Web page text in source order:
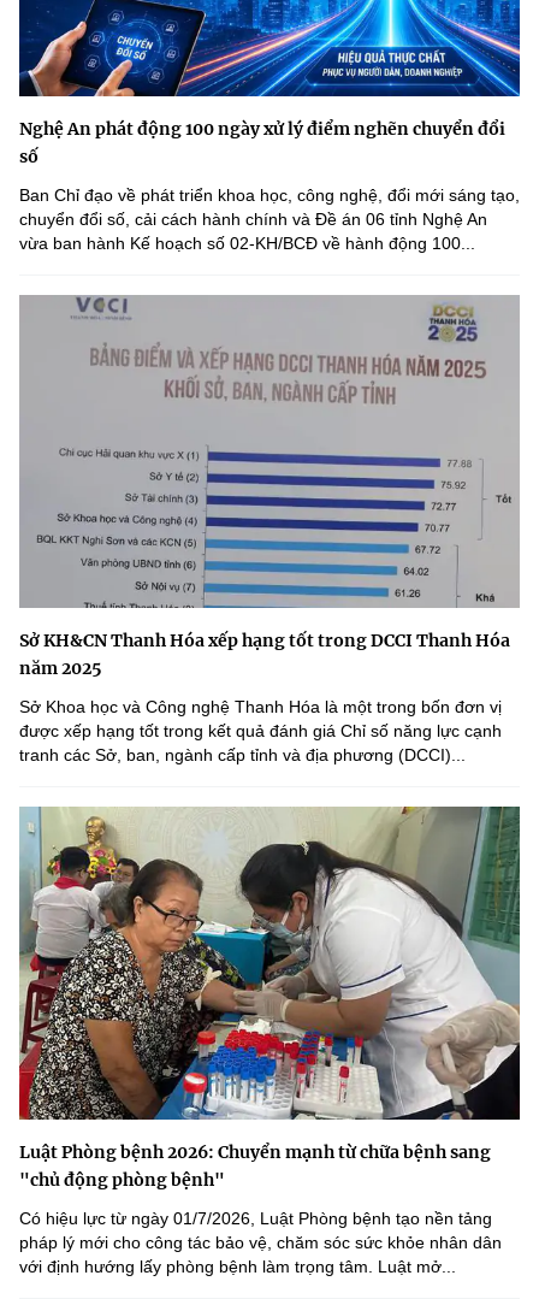
Nghệ An phát động 100 ngày xử lý điểm nghẽn chuyển đổi
số
Ban Chỉ đạo về phát triển khoa học, công nghệ, đổi mới sáng tạo,
chuyển đổi số, cải cách hành chính và Đề án 06 tỉnh Nghệ An
vừa ban hành Kế hoạch số 02-KH/BCĐ về hành động 100...
Sở KH&CN Thanh Hóa xếp hạng tốt trong DCCI Thanh Hóa
năm 2025
Sở Khoa học và Công nghệ Thanh Hóa là một trong bốn đơn vị
được xếp hạng tốt trong kết quả đánh giá Chỉ số năng lực cạnh
tranh các Sở, ban, ngành cấp tỉnh và địa phương (DCCI)...
Luật Phòng bệnh 2026: Chuyển mạnh từ chữa bệnh sang
"chủ động phòng bệnh"
Có hiệu lực từ ngày 01/7/2026, Luật Phòng bệnh tạo nền tảng
pháp lý mới cho công tác bảo vệ, chăm sóc sức khỏe nhân dân
với định hướng lấy phòng bệnh làm trọng tâm. Luật mở...